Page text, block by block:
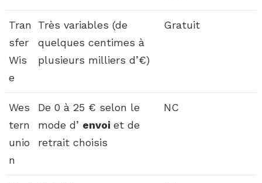
Tran
sfer
Wis
e
Très variables (de
quelques centimes à
plusieurs milliers d’€)
Gratuit
Wes
tern
unio
n
De 0 à 25 € selon le
mode d’ envoi et de
retrait choisis
NC